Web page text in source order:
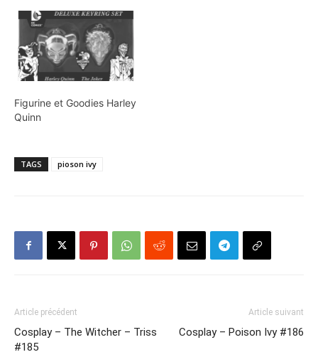
Figurine et Goodies Harley
Quinn
TAGS pioson ivy
Article précédent
Cosplay – The Witcher – Triss
#185
Article suivant
Cosplay – Poison Ivy #186